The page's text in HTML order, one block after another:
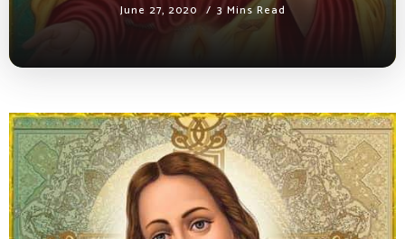
June 27, 2020 3 Mins Read